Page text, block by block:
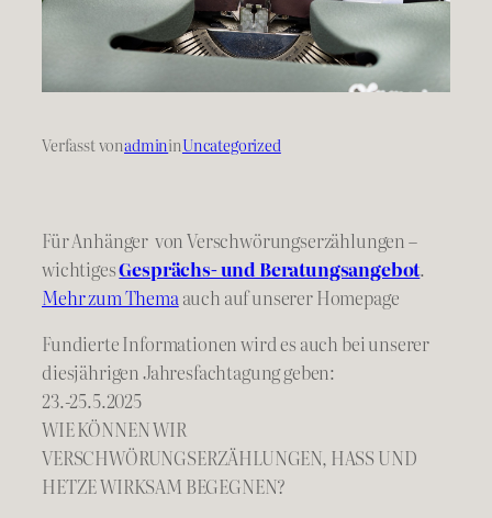
Verfasst vonadmininUncategorized
Für Anhänger von Verschwörungserzählungen –
wichtigesGesprächs- und Beratungsangebot.
Mehr zum Thema auch auf unserer Homepage
Fundierte Informationen wird es auch bei unserer
diesjährigen Jahresfachtagung geben:
23.-25.5.2025
WIE KÖNNEN WIR
VERSCHWÖRUNGSERZÄHLUNGEN, HASS UND
HETZE WIRKSAM BEGEGNEN?